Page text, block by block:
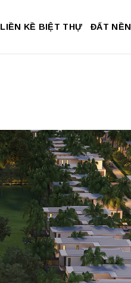
LIỀN KỀ BIỆT THỰ ĐẤT NỀN